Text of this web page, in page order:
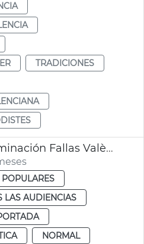
TRADICIONES
Subvenciones iluminación Fallas València
POPULARES
LAS AUDIENCIAS
NORMAL